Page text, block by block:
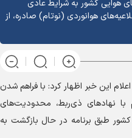
هوایی کشور به شرایط عادی
هوانوردی (نوتام) صادره، از
این خبر اظهار کرد: با فراهم شدن
با نهاد‌های ذی‌ربط، محدودیت‌های
طبق برنامه در حال بازگشت به